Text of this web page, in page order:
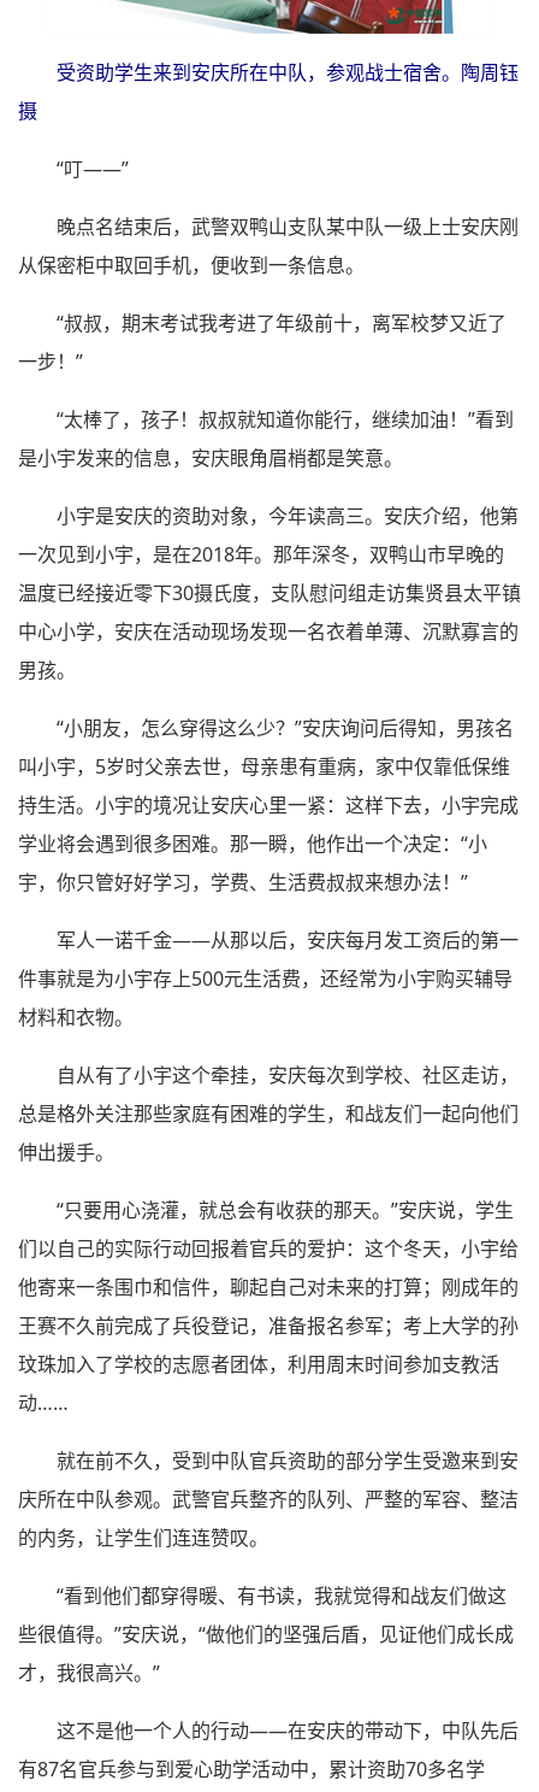
受资助学生来到安庆所在中队，参观战士宿舍。陶周钰
摄
“叮——”
晚点名结束后，武警双鸭山支队某中队一级上士安庆刚
从保密柜中取回手机，便收到一条信息。
“叔叔，期末考试我考进了年级前十，离军校梦又近了
一步！”
“太棒了，孩子！叔叔就知道你能行，继续加油！”看到
是小宇发来的信息，安庆眼角眉梢都是笑意。
小宇是安庆的资助对象，今年读高三。安庆介绍，他第
一次见到小宇，是在2018年。那年深冬，双鸭山市早晚的
温度已经接近零下30摄氏度，支队慰问组走访集贤县太平镇
中心小学，安庆在活动现场发现一名衣着单薄、沉默寡言的
男孩。
“小朋友，怎么穿得这么少？”安庆询问后得知，男孩名
叫小宇，5岁时父亲去世，母亲患有重病，家中仅靠低保维
持生活。小宇的境况让安庆心里一紧：这样下去，小宇完成
学业将会遇到很多困难。那一瞬，他作出一个决定：“小
宇，你只管好好学习，学费、生活费叔叔来想办法！”
军人一诺千金——从那以后，安庆每月发工资后的第一
件事就是为小宇存上500元生活费，还经常为小宇购买辅导
材料和衣物。
自从有了小宇这个牵挂，安庆每次到学校、社区走访，
总是格外关注那些家庭有困难的学生，和战友们一起向他们
伸出援手。
“只要用心浇灌，就总会有收获的那天。”安庆说，学生
们以自己的实际行动回报着官兵的爱护：这个冬天，小宇给
他寄来一条围巾和信件，聊起自己对未来的打算；刚成年的
王赛不久前完成了兵役登记，准备报名参军；考上大学的孙
玟珠加入了学校的志愿者团体，利用周末时间参加支教活
动……
就在前不久，受到中队官兵资助的部分学生受邀来到安
庆所在中队参观。武警官兵整齐的队列、严整的军容、整洁
的内务，让学生们连连赞叹。
“看到他们都穿得暖、有书读，我就觉得和战友们做这
些很值得。”安庆说，“做他们的坚强后盾，见证他们成长成
才，我很高兴。”
这不是他一个人的行动——在安庆的带动下，中队先后
有87名官兵参与到爱心助学活动中，累计资助70多名学